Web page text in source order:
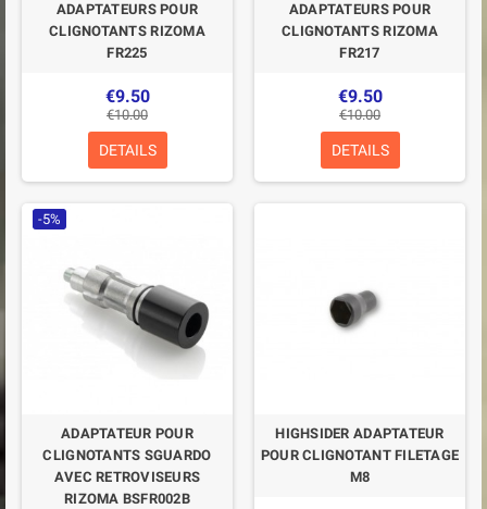
ADAPTATEURS POUR
CLIGNOTANTS RIZOMA
FR225
€9.50
€10.00
DETAILS
ADAPTATEURS POUR
CLIGNOTANTS RIZOMA
FR217
€9.50
€10.00
DETAILS
-5%
ADAPTATEUR POUR
CLIGNOTANTS SGUARDO
AVEC RETROVISEURS
RIZOMA BSFR002B
HIGHSIDER ADAPTATEUR
POUR CLIGNOTANT FILETAGE
M8